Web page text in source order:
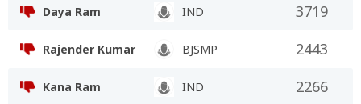
Daya Ram IND 3719
Rajender Kumar BJSMP 2443
Kana Ram IND 2266